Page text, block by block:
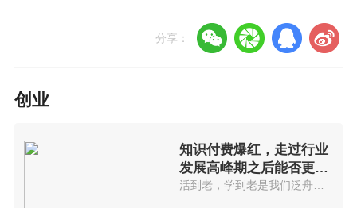
分享：
创业
知识付费爆红，走过行业
发展高峰期之后能否更进
一步？
活到老，学到老是我们泛舟学海的美好愿景，身处一个信息爆炸的时代，寻找靠谱的信息渠道成为大众高效获取知...